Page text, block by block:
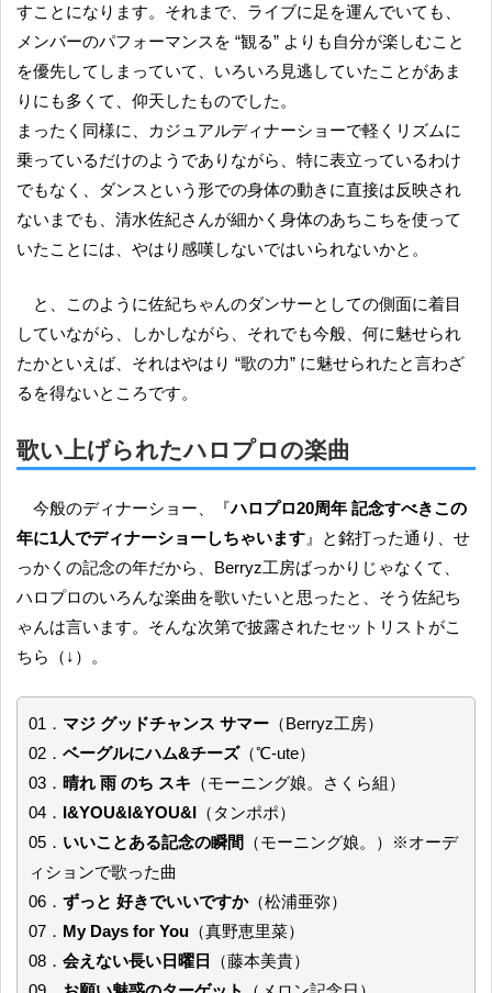
すことになります。それまで、ライブに足を運んでいても、
メンバーのパフォーマンスを “観る” よりも自分が楽しむこと
を優先してしまっていて、いろいろ見逃していたことがあま
りにも多くて、仰天したものでした。
まったく同様に、カジュアルディナーショーで軽くリズムに
乗っているだけのようでありながら、特に表立っているわけ
でもなく、ダンスという形での身体の動きに直接は反映され
ないまでも、清水佐紀さんが細かく身体のあちこちを使って
いたことには、やはり感嘆しないではいられないかと。
と、このように佐紀ちゃんのダンサーとしての側面に着目
していながら、しかしながら、それでも今般、何に魅せられ
たかといえば、それはやはり “歌の力” に魅せられたと言わざ
るを得ないところです。
歌い上げられたハロプロの楽曲
今般のディナーショー、『ハロプロ20周年 記念すべきこの
年に1人でディナーショーしちゃいます 』と銘打った通り、せ
っかくの記念の年だから、Berryz工房ばっかりじゃなくて、
ハロプロのいろんな楽曲を歌いたいと思ったと、そう佐紀ち
ゃんは言います。そんな次第で披露されたセットリストがこ
ちら（↓）。
01． マジ グッドチャンス サマー （Berryz工房）
02． ベーグルにハム&チーズ（℃-ute）
03． 晴れ 雨 のち スキ （モーニング娘。さくら組）
04． I&YOU&I&YOU&I （タンポポ）
05． いいことある記念の瞬間
（モーニング娘。）※オーデ
ィションで歌った曲
06． ずっと 好きでいいですか（松浦亜弥）
07． My Days for You （真野恵里菜）
08． 会えない長い日曜日
（藤本美貴）